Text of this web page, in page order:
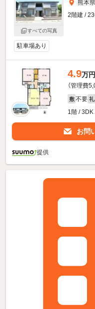
すべての写真
熊本
2階建 /
駐車場あり
4.9万円
（管理費
敷 不要 礼
1階 / 3DK
お問
提供